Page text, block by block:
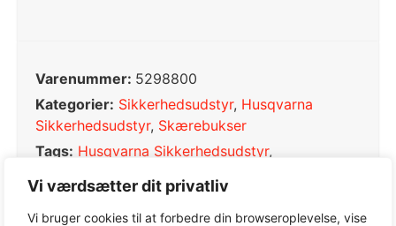
Vi værdsætter dit privatliv
Vi bruger cookies til at forbedre din browseroplevelse, vise
Varenummer: 5298800
Kategorier: Sikkerhedsudstyr, Husqvarna
Sikkerhedsudstyr, Skærebukser
Tags: Husqvarna Sikkerhedsudstyr,
Varemærke:Husqvarna